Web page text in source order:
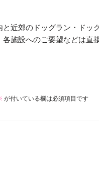
近郊のドッグラン・ドッ
施設へのご要望などは直
が付いている欄は必須項目です